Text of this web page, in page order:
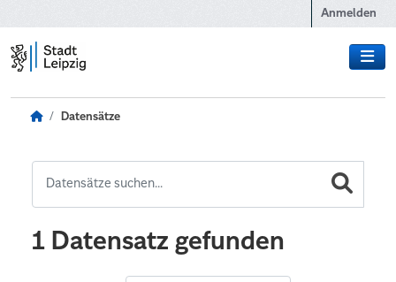
Anmelden
Datensätze
1 Datensatz gefunden